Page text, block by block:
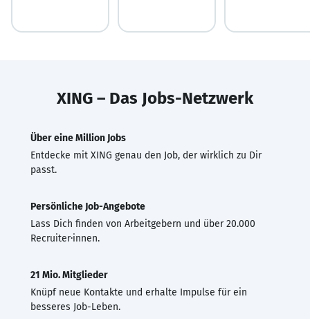
XING – Das Jobs-Netzwerk
Über eine Million Jobs
Entdecke mit XING genau den Job, der wirklich zu Dir
passt.
Persönliche Job-Angebote
Lass Dich finden von Arbeitgebern und über 20.000
Recruiter·innen.
21 Mio. Mitglieder
Knüpf neue Kontakte und erhalte Impulse für ein
besseres Job-Leben.